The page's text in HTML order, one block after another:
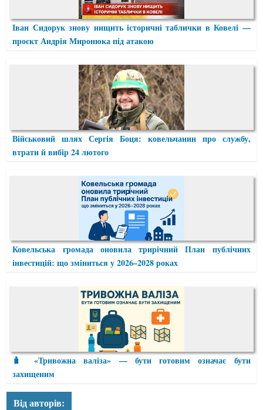
Іван Сидорук знову нищить історичні таблички в Ковелі —
проєкт Андрія Миронюка під атакою
Військовий шлях Сергія Боця: ковельчанин про службу,
втрати й вибір 24 лютого
Ковельська громада оновила трирічний План публічних
інвестицій: що зміниться у 2026–2028 роках
🧳 «Тривожна валіза» — бути готовим означає бути
захищеним
Від авторів: